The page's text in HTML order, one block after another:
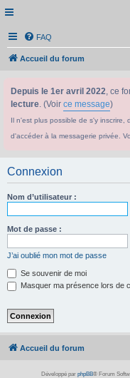
FAQ
Accueil du forum
Depuis le 1er avril 2022, ce
lecture. (Voir ce message)
Il n'est plus possible de s'y inscrire,
d'accéder à la messagerie privée.
Connexion
Nom d’utilisateur :
Mot de passe :
J’ai oublié mon mot de passe
Se souvenir de moi
Masquer ma présence lors de
Accueil du forum
Développé par phpBB® Forum